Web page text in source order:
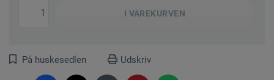
I VAREKURVEN
På huskesedlen Udskriv